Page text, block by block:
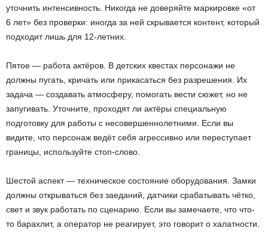
уточнить интенсивность. Никогда не доверяйте маркировке «от
6 лет» без проверки: иногда за ней скрывается контент, который
подходит лишь для 12-летних.
Пятое — работа актёров. В детских квестах персонажи не
должны пугать, кричать или прикасаться без разрешения. Их
задача — создавать атмосферу, помогать вести сюжет, но не
запугивать. Уточните, проходят ли актёры специальную
подготовку для работы с несовершеннолетними. Если вы
видите, что персонаж ведёт себя агрессивно или переступает
границы, используйте стоп-слово.
Шестой аспект — техническое состояние оборудования. Замки
должны открываться без заеданий, датчики срабатывать чётко,
свет и звук работать по сценарию. Если вы замечаете, что что-
то барахлит, а оператор не реагирует, это говорит о халатности.